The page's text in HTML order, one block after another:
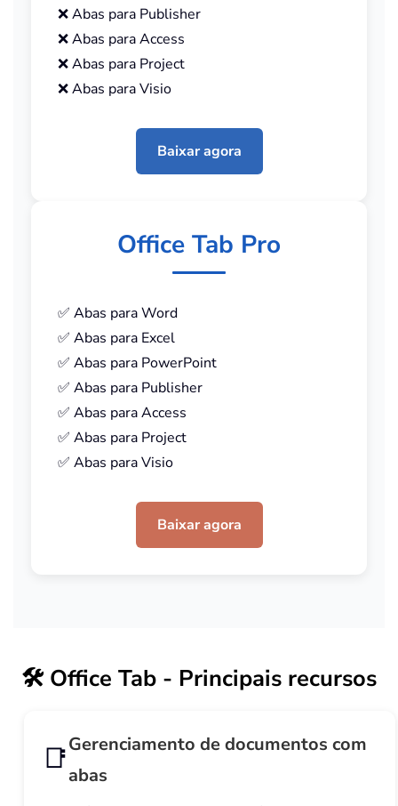
❌ Abas para Publisher
❌ Abas para Access
❌ Abas para Project
❌ Abas para Visio
Baixar agora
Office Tab Pro
✅ Abas para Word
✅ Abas para Excel
✅ Abas para PowerPoint
✅ Abas para Publisher
✅ Abas para Access
✅ Abas para Project
✅ Abas para Visio
Baixar agora
🛠️ Office Tab - Principais recursos
📑Gerenciamento de documentos com
abas